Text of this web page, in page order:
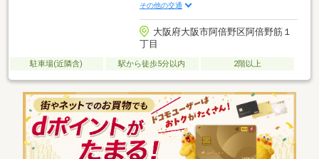
その他の交通
大阪府大阪市阿倍野区阿倍野筋１
丁目
駐車場(近隣含) 駅から徒歩5分以内 2階以上